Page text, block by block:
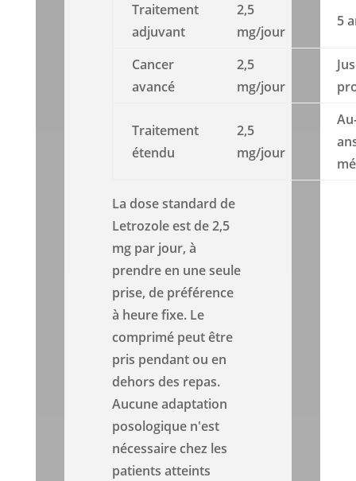
Traitement
adjuvant
2,5
mg/jour
5
Cancer
avancé
2,5
mg/jour
Traitement
étendu
2,5
mg/jour
La dose standard de
Letrozole est de 2,5
mg par jour, à
prendre en une seule
prise, de préférence
à heure fixe. Le
comprimé peut être
pris pendant ou en
dehors des repas.
Aucune adaptation
posologique n'est
nécessaire chez les
patients atteints